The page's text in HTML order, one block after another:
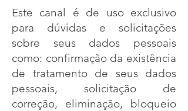
Este canal é de uso exclusivo
para dúvidas e solicitações
sobre seus dados pessoais
como: confirmação da existência
de tratamento de seus dados
pessoais, solicitação de
correção, eliminação, bloqueio